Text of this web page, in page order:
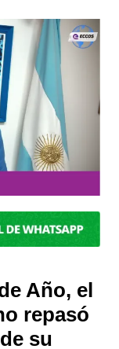
Año, el
repasó
su